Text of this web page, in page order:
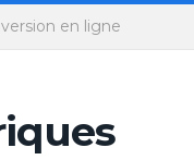
en ligne